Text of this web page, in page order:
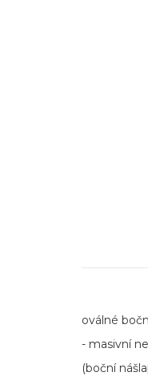
oválné
- masivní
(boční